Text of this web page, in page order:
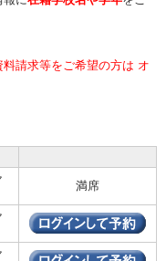
請求等をご希望の方は オ
満席